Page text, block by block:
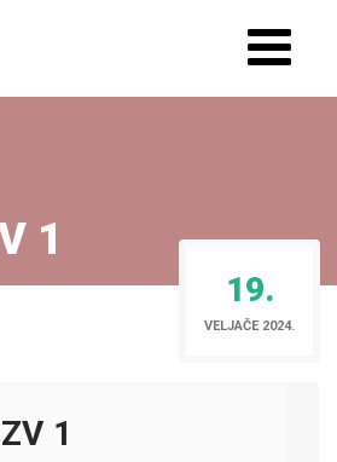
1
19.
VELJAČE 2024.
1